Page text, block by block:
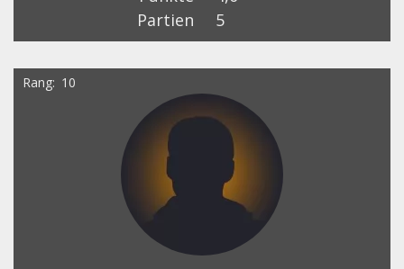
Partien
5
Rang 10